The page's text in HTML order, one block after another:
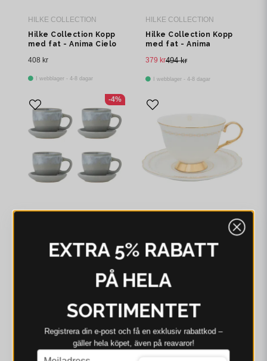
HILKE COLLECTION
Hilke Collection Kopp
med fat - Anima Cielo
408 kr
I webblager - 4-8 dagar
HILKE COLLECTION
Hilke Collection Kopp
med fat - Anima
494 kr
379 kr
I webblager - 4-8 dagar
Kopp M/Fat, Blå,
Stengods
-4%
Hilke Collection Kopp
med fat - Anima
Bianco
I webblager - 4-8 dagar
EXTRA 5% RABATT
PÅ HELA
SORTIMENTET
Registrera din e‑post och få en exklusiv rabattkod –
gäller hela köpet, även på reavaror!
email